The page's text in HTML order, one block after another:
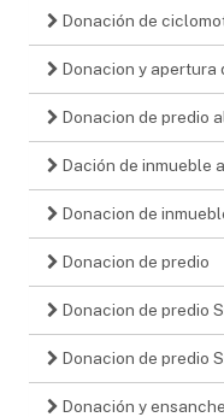
Donación de
Donacion y apertura
Donacion de predio
Dación de inmueble
Donacion de
Donacion de predio
Donacion de predio
Donacion de predio
Donación y